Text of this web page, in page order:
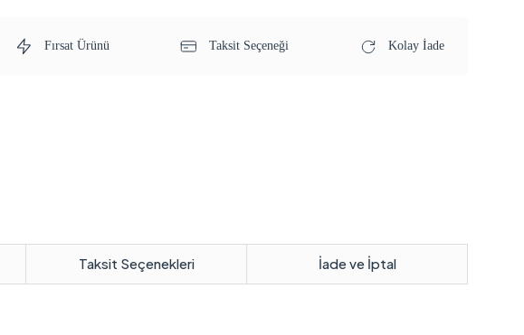
Fırsat Ürünü Taksit Seçeneği Kolay İade
Taksit Seçenekleri İade ve İptal